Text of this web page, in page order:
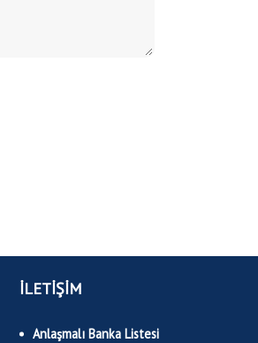
İLETİŞİM
Anlaşmalı Banka Listesi